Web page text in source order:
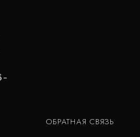
ОБРАТНАЯ СВЯЗЬ